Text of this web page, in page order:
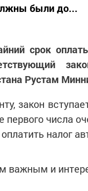
были до...
срок
Рустам
закон
первого числа
налог
важным и